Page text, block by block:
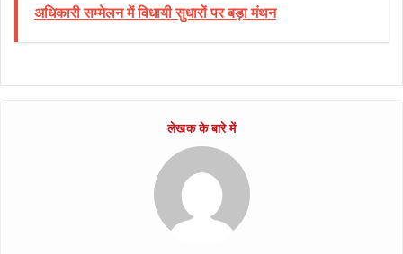
अधिकारी सम्मेलन में विधायी सुधारों पर बड़ा मंथन